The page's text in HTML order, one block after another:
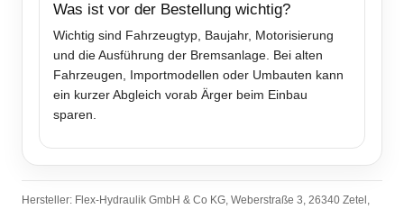
Was ist vor der Bestellung wichtig?
Wichtig sind Fahrzeugtyp, Baujahr, Motorisierung
und die Ausführung der Bremsanlage. Bei alten
Fahrzeugen, Importmodellen oder Umbauten kann
ein kurzer Abgleich vorab Ärger beim Einbau
sparen.
Hersteller: Flex-Hydraulik GmbH & Co KG, Weberstraße 3, 26340 Zetel,